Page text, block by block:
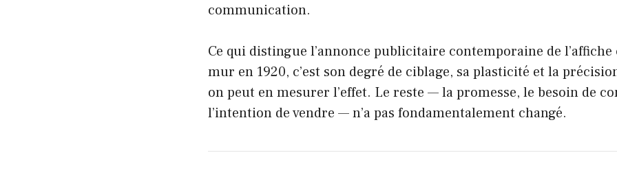
communication.
Ce qui distingue l’annonce publicitaire contemporaine de
mur en 1920, c’est son degré de ciblage, sa plasticité et la
on peut en mesurer l’effet. Le reste — la promesse, le besoin de
l’intention de vendre — n’a pas fondamentalement changé.